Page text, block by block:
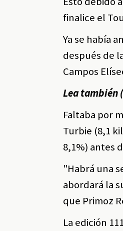
finalice el
Ya se había
después de
Campos
Lea también
Faltaba por
Turbie (8,1
8,1%) antes
"Habrá una
abordará la
que Primoz
La edición